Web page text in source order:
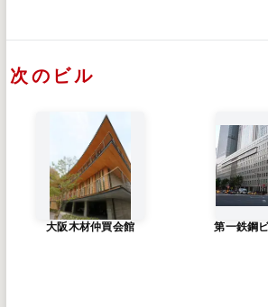
次のビル
大阪木材仲買会館 第一鉄鋼